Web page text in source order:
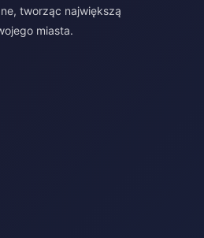
tworząc największą
miasta.